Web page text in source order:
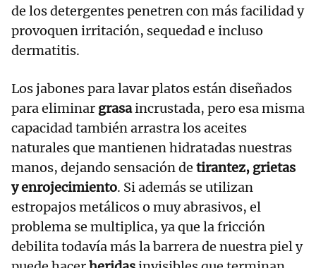
de los detergentes penetren con más facilidad y
provoquen irritación, sequedad e incluso
dermatitis.
Los jabones para lavar platos están diseñados
para eliminar grasaincrustada, pero esa misma
capacidad también arrastra los aceites
naturales que mantienen hidratadas nuestras
manos, dejando sensación de tirantez, grietas
y enrojecimiento. Si además se utilizan
estropajos metálicos o muy abrasivos, el
problema se multiplica, ya que la fricción
debilita todavía más la barrera de nuestra piel y